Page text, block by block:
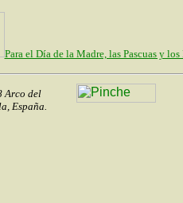
Para el Día de la Madre, las Pascuas y los
Arco del
España.